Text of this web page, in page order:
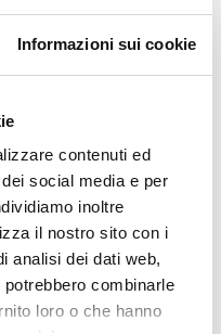
Informazioni sui cookie
contenuti ed
social media e per
inoltre
il nostro sito con i
analisi dei dati web,
combinarle
loro o che hanno